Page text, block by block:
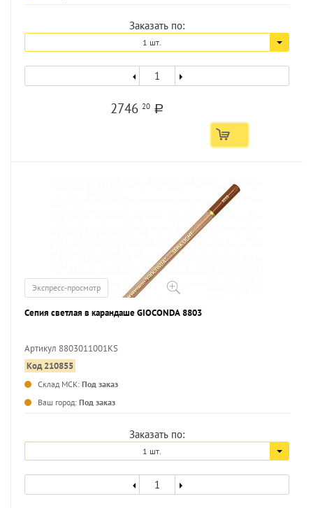
Заказать по:
1 шт.
274620 a
Экспресс-просмотр
Сепия светлая в карандаше GIOCONDA 8803
Артикул 8803011001KS
Код 210855
Склад МСК: Под заказ
Ваш город: Под заказ
Заказать по:
1 шт.